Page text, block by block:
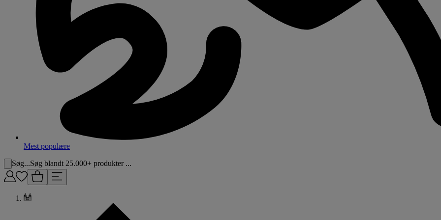
Mest populære
Søg...Søg blandt 25.000+ produkter ...